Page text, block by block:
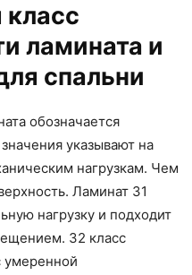
класс
ламината и
спальни
обозначается
указывают на
нагрузкам. Чем
Ламинат 31
нагрузку и подходит
32 класс
умеренной